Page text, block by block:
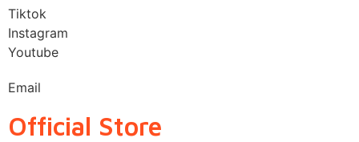
Tiktok
Instagram
Youtube
Email
Official Store